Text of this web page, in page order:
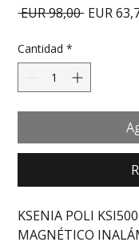
EUR 98,00 Precio
EUR
Cantidad *
KSENIA POLI
MAGNÉTICO